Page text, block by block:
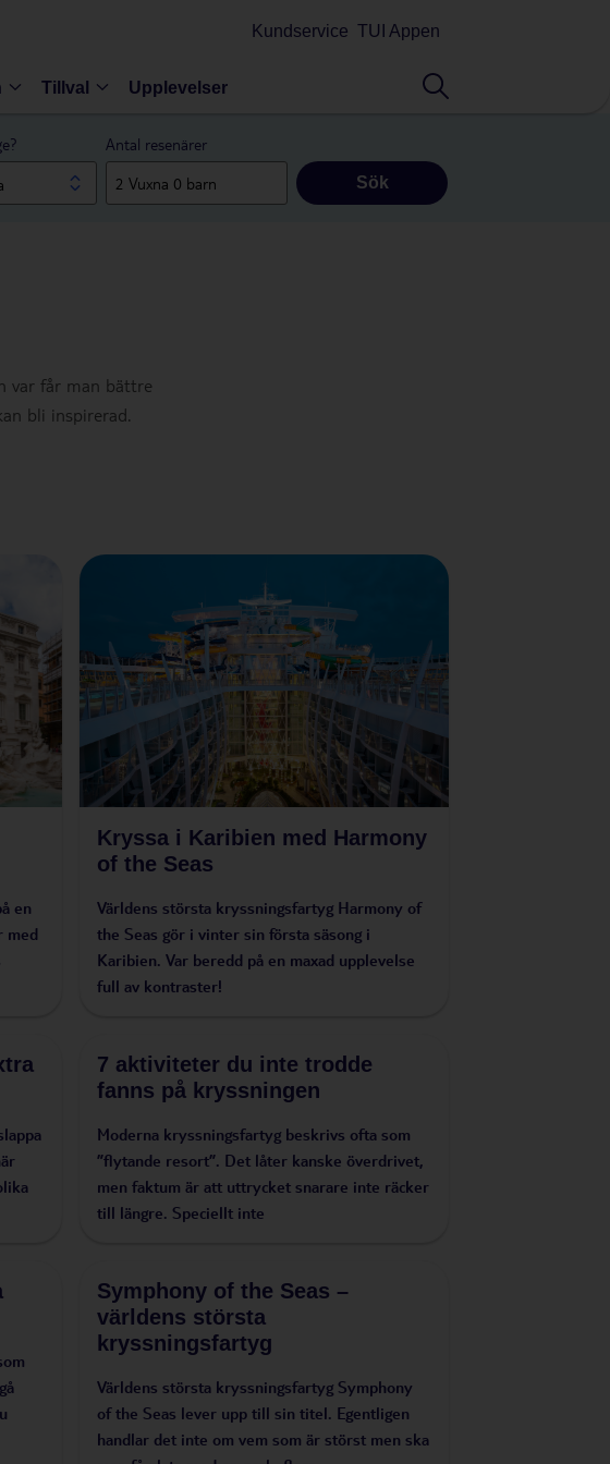
Kundservice TUI Appen
Tillval Upplevelser
Antal resenärer
Sök
var får man bättre
bli inspirerad.
en
med
Kryssa i Karibien med Harmony
of the Seas
Världens största kryssningsfartyg Harmony of
the Seas gör i vinter sin första säsong i
Karibien. Var beredd på en maxad upplevelse
full av kontraster!
7 aktiviteter du inte trodde
fanns på kryssningen
Moderna kryssningsfartyg beskrivs ofta som
”flytande resort”. Det låter kanske överdrivet,
men faktum är att uttrycket snarare inte räcker
till längre. Speciellt inte
Symphony of the Seas –
världens största
kryssningsfartyg
Världens största kryssningsfartyg Symphony
of the Seas lever upp till sin titel. Egentligen
handlar det inte om vem som är störst men ska